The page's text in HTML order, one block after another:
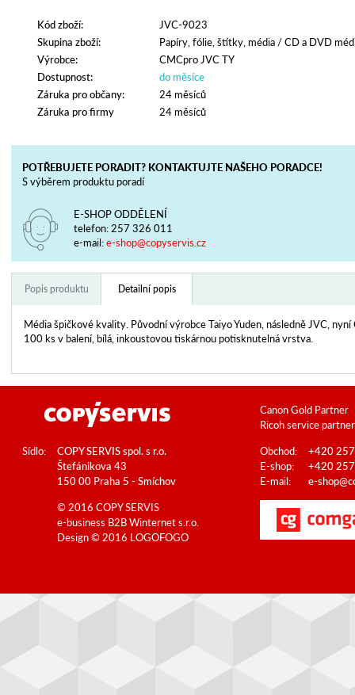
Kód zboží:
JVC-9023
Skupina zboží:
Papíry, fólie, štítky, média /CD a DVD
Výrobce:
CMCpro JVC TY
Dostupnost:
do měsíce
Záruka pro občany:
24 měsíců
Záruka pro firmy
24 měsíců
POTŘEBUJETE PORADIT? KONTAKTUJTE NAŠEHO PORADCE!
S výběrem produktu poradí
E-SHOP ODDĚLENÍ
telefon: 257 326 011
e-mail:e-shop@copyservis.cz
Popis produktu Detailní popis
Média špičkové kvality. Původní výrobce Taiyo Yuden, následně JVC, nyní
100 ks v balení, bílá, inkoustovou tiskárnou potisknutelná vrstva.
Canon Gold Partner
Ricoh service partner
Sídlo:
COPY SERVIS spol. s r.o.
Štefánikova 43
150 00 Praha 5 - Smíchov
Obchod:
+420
E-shop:
+420
E-mail:
e-
© 2016 COPY SERVIS
e-business B2BWinternet s.r.o.
Design © 2016 LOGOFOGO